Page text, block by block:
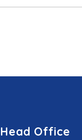
Head Office